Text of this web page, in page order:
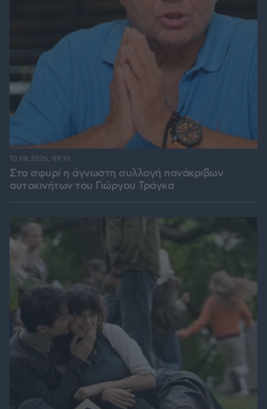
Στο σφυρί η άγνωστη συλλογή πανάκριβων
αυτοκινήτων του Γιώργου Τράγκα
10.08.2026, 09:10